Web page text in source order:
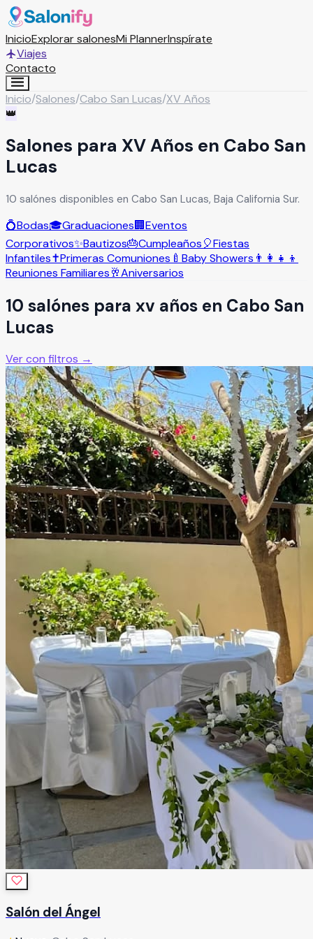
InicioExplorar salonesMi PlannerInspírate
Viajes
Contacto
Inicio/Salones/Cabo San Lucas/XV Años
👑
Salones para XV Años en Cabo San
Lucas
10 salónes disponibles en Cabo San Lucas, Baja California Sur.
💍Bodas🎓Graduaciones🏢Eventos
Corporativos✨Bautizos🎂Cumpleaños🎈Fiestas
Infantiles✝️Primeras Comuniones 🍼 Baby Showers 👨‍👩‍👧‍👦
Reuniones Familiares🥂Aniversarios
10 salónes para xv años en Cabo San
Lucas
Ver con filtros →
Salón del Ángel